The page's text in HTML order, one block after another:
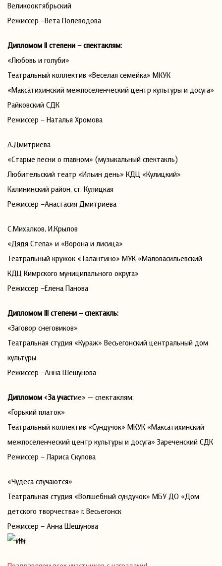
Великооктябрьский
Режиссер –Вета Полеводова
Дипломом II степени – спектаклям:
«Любовь и голуби»
Театральный коллектив «Веселая семейка» МКУК
«Максатихинский межпоселенческий центр культуры и досуга»
Райковский СДК
Режиссер – Наталья Хромова
А.Дмитриева
«Старые песни о главном» (музыкальный спектакль)
Любительский театр «Ильин день» КДЦ «Кулицкий»
Калининский район, ст. Кулицкая
Режиссер –Анастасия Дмитриева
С.Михалков, И.Крылов
«Дядя Степа» и «Ворона и лисица»
Театральный кружок «Талантино» МУК «Маловасильевский
КДЦ Кимрского муниципального округа»
Режиссер –Елена Панова
Дипломом III степени – спектакль:
«Заговор снеговиков»
Театральная студия «Кураж» Весьегонский центральный дом
культуры
Режиссер –Анна Шешунова
Дипломом «За участие» — спектаклям:
«Горький платок»
Театральный коллектив «Сундучок» МКУК «Максатихинский
межпоселенческий центр культуры и досуга» Зареченский СДК
Режиссер – Лариса Скупова
«Чудеса случаются»
Театральная студия «Волшебный сундучок» МБУ ДО «Дом
детского творчества» г. Весьегонск
Режиссер – Анна Шешунова